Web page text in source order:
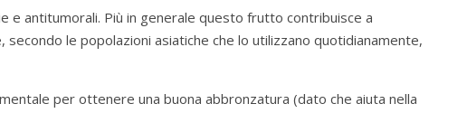
e antitumorali. Più in generale questo frutto contribuisce a
le popolazioni asiatiche che lo utilizzano quotidianamente,
per ottenere una buona abbronzatura (dato che aiuta nella